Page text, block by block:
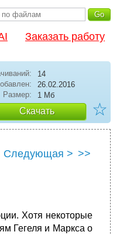
Заказать работу
14
26.02.2016
Размер:
1 Мб
Скачать ☆
Следующая > >>
Хотя некоторые
Гегеля и Маркса о